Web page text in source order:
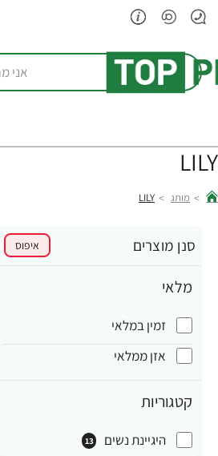
מחפש
LILY
מותג LILY
סנן מוצרים איפוס
מלאי
זמין במלאי
אזן ממלאי
קטגוריות
היגיינת נשים 13